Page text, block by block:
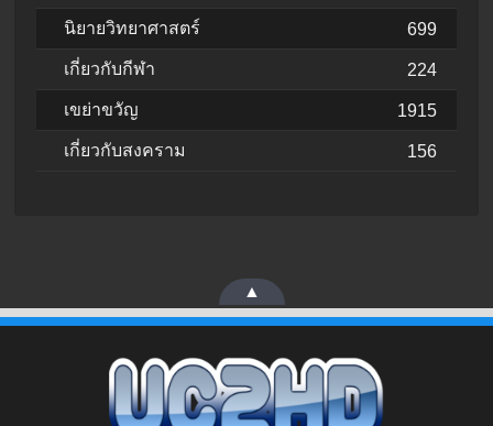
นิยายวิทยาศาสตร์ 699
เกี่ยวกับกีฬา 224
เขย่าขวัญ 1915
เกี่ยวกับสงคราม 156
▲